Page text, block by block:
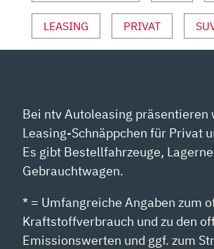
VON
YOUTUBE
LEASING PRIVAT
Bei ntv Autoleasing präsentieren
Leasing-Schnäppchen für Privat
Es gibt Bestellfahrzeuge,
Gebrauchtwagen.
* = Umfangreiche Angaben zum
Kraftstoffverbrauch und zu den
Emissionswerten und ggf. zum